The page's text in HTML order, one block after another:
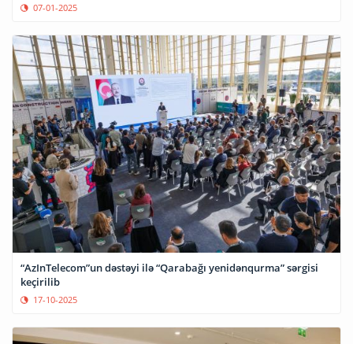
07-01-2025
“AzInTelecom”un dəstəyi ilə “Qarabağı yenidənqurma” sərgisi
keçirilib
17-10-2025